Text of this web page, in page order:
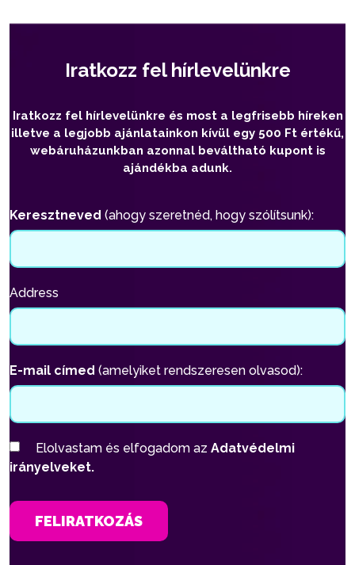
Iratkozz fel hírlevelünkre
Iratkozz fel hírlevelünkre és most a legfrisebb híreken
illetve a legjobb ajánlatainkon kívül egy 500 Ft értékű,
webáruházunkban azonnal beváltható kupont is
ajándékba adunk.
Keresztneved (ahogy szeretnéd, hogy szólítsunk):
Address
E-mail címed (amelyiket rendszeresen olvasod):
Elolvastam és elfogadom az Adatvédelmi
irányelveket.
FELIRATKOZÁS